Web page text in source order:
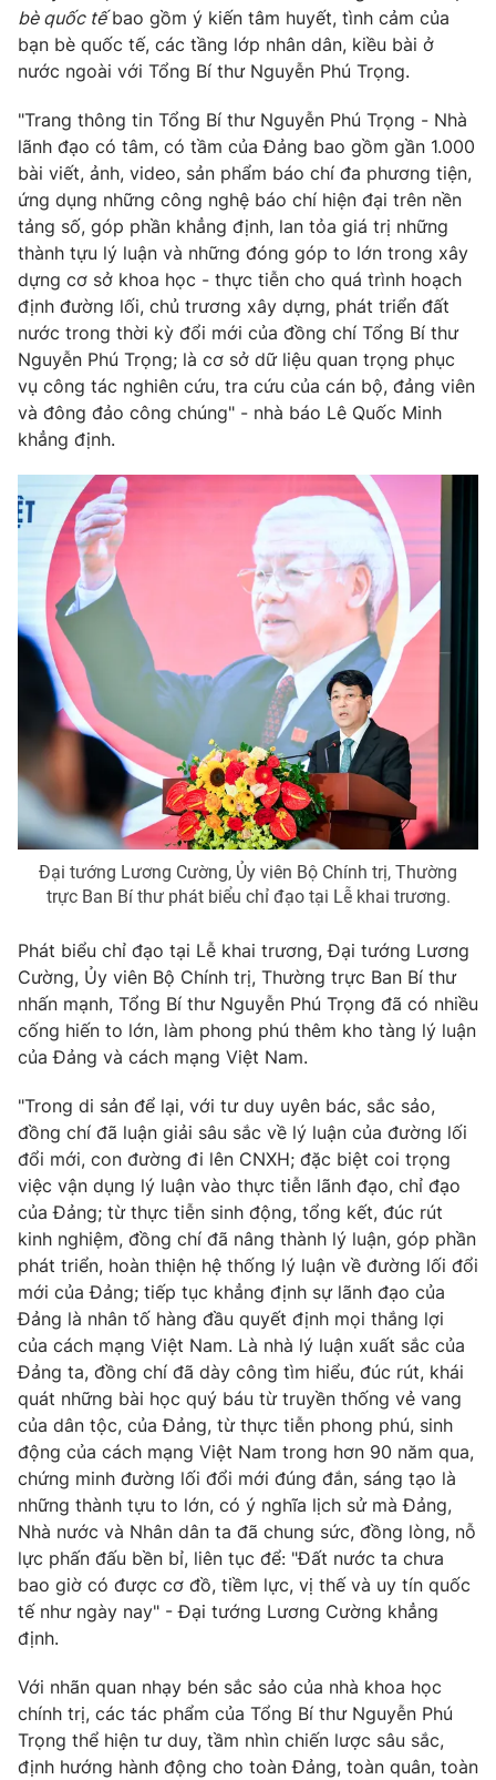
bè quốc tếbao gồm ý kiến tâm huyết, tình cảm của
bạn bè quốc tế, các tầng lớp nhân dân, kiều bài ở
nước ngoài với Tổng Bí thư Nguyễn Phú Trọng.
"Trang thông tin Tổng Bí thư Nguyễn Phú Trọng - Nhà
lãnh đạo có tâm, có tầm của Đảng bao gồm gần 1.000
bài viết, ảnh, video, sản phẩm báo chí đa phương tiện,
ứng dụng những công nghệ báo chí hiện đại trên nền
tảng số, góp phần khẳng định, lan tỏa giá trị những
thành tựu lý luận và những đóng góp to lớn trong xây
dựng cơ sở khoa học - thực tiễn cho quá trình hoạch
định đường lối, chủ trương xây dựng, phát triển đất
nước trong thời kỳ đổi mới của đồng chí Tổng Bí thư
Nguyễn Phú Trọng; là cơ sở dữ liệu quan trọng phục
vụ công tác nghiên cứu, tra cứu của cán bộ, đảng viên
và đông đảo công chúng" - nhà báo Lê Quốc Minh
khẳng định.
Đại tướng Lương Cường, Ủy viên Bộ Chính trị, Thường
trực Ban Bí thư phát biểu chỉ đạo tại Lễ khai trương.
Phát biểu chỉ đạo tại Lễ khai trương, Đại tướng Lương
Cường, Ủy viên Bộ Chính trị, Thường trực Ban Bí thư
nhấn mạnh, Tổng Bí thư Nguyễn Phú Trọng đã có nhiều
cống hiến to lớn, làm phong phú thêm kho tàng lý luận
của Đảng và cách mạng Việt Nam.
"Trong di sản để lại, với tư duy uyên bác, sắc sảo,
đồng chí đã luận giải sâu sắc về lý luận của đường lối
đổi mới, con đường đi lên CNXH; đặc biệt coi trọng
việc vận dụng lý luận vào thực tiễn lãnh đạo, chỉ đạo
của Đảng; từ thực tiễn sinh động, tổng kết, đúc rút
kinh nghiệm, đồng chí đã nâng thành lý luận, góp phần
phát triển, hoàn thiện hệ thống lý luận về đường lối đổi
mới của Đảng; tiếp tục khẳng định sự lãnh đạo của
Đảng là nhân tố hàng đầu quyết định mọi thắng lợi
của cách mạng Việt Nam. Là nhà lý luận xuất sắc của
Đảng ta, đồng chí đã dày công tìm hiểu, đúc rút, khái
quát những bài học quý báu từ truyền thống vẻ vang
của dân tộc, của Đảng, từ thực tiễn phong phú, sinh
động của cách mạng Việt Nam trong hơn 90 năm qua,
chứng minh đường lối đổi mới đúng đắn, sáng tạo là
những thành tựu to lớn, có ý nghĩa lịch sử mà Đảng,
Nhà nước và Nhân dân ta đã chung sức, đồng lòng, nỗ
lực phấn đấu bền bỉ, liên tục để: "Đất nước ta chưa
bao giờ có được cơ đồ, tiềm lực, vị thế và uy tín quốc
tế như ngày nay" - Đại tướng Lương Cường khẳng
định.
Với nhãn quan nhạy bén sắc sảo của nhà khoa học
chính trị, các tác phẩm của Tổng Bí thư Nguyễn Phú
Trọng thể hiện tư duy, tầm nhìn chiến lược sâu sắc,
định hướng hành động cho toàn Đảng, toàn quân, toàn